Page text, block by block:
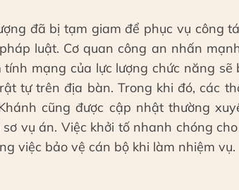
đã bị tạm giam để phục vụ công
luật. Cơ quan công an nhấn
mạng của lực lượng chức năng
tự trên địa bàn. Trong khi đó, các
cũng được cập nhật thường
vụ án. Việc khởi tố nhanh chóng
việc bảo vệ cán bộ khi làm nhiệm vụ.